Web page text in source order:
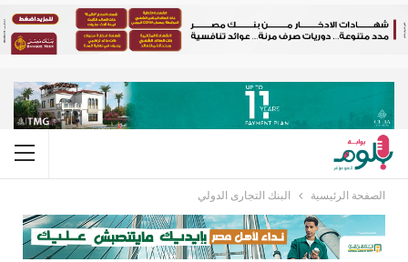
الصفحة الرئيسية البنك التجارى الدولي